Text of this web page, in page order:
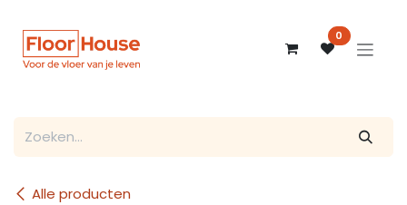
0
Alle producten